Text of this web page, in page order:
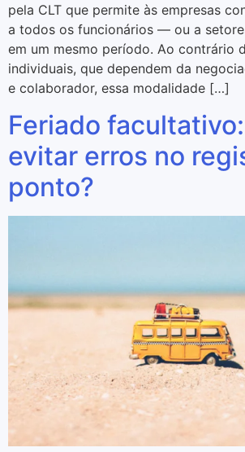
pela CLT que permite às empresas
a todos os funcionários — ou a
em um mesmo período. Ao contrário
individuais, que dependem da
e colaborador, essa modalidade […]
Feriado
evitar erros no
ponto?